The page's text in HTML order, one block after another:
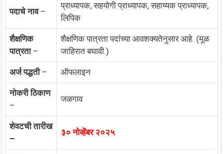
पदाचे नाव–
प्राध्यापक, सहयोगी प्राध्यापक, सहाय्यक प्राध्यापक,
लिपिक
शैक्षणिक
पात्रता–
शैक्षणिक पात्रता पदांच्या आवशक्यतेनुसार आहे. (मूळ
जाहिरात बघावी.)
अर्ज पद्धती– ऑफलाइन
नोकरी ठिकाण
–
जळगाव
शेवटची तारीख
–
३० नोव्हेंबर २०२५